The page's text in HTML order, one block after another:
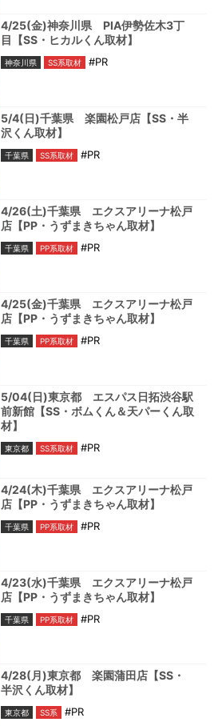
4/25(金)神奈川県 PIA伊勢佐木3丁
目【SS・ヒカルくん取材】
神奈川県 SS系取材 #PR
5/4(日)千葉県 楽園松戸店【SS・半
沢くん取材】
千葉県 SS系取材 #PR
4/26(土)千葉県 エクスアリーナ松戸
店【PP・うずまきちゃん取材】
千葉県 PP系取材 #PR
4/25(金)千葉県 エクスアリーナ松戸
店【PP・うずまきちゃん取材】
千葉県 PP系取材 #PR
5/04(日)東京都 エスパス日拓渋谷駅
前新館【SS・ボムくん＆天パーくん取
材】
東京都 SS系取材 #PR
4/24(木)千葉県 エクスアリーナ松戸
店【PP・うずまきちゃん取材】
千葉県 PP系取材 #PR
4/23(水)千葉県 エクスアリーナ松戸
店【PP・うずまきちゃん取材】
千葉県 PP系取材 #PR
4/28(月)東京都 楽園蒲田店【SS・
半沢くん取材】
東京都 SS系 #PR